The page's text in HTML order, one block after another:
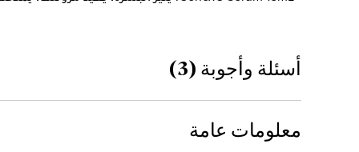
أسئلة وأجوبة (3)
معلومات عامة